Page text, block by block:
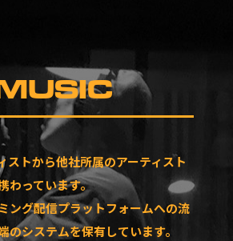
ストから他社所属のアーティスト
わっています。
ング配信プラットフォームへの流
のシステムを保有しています。